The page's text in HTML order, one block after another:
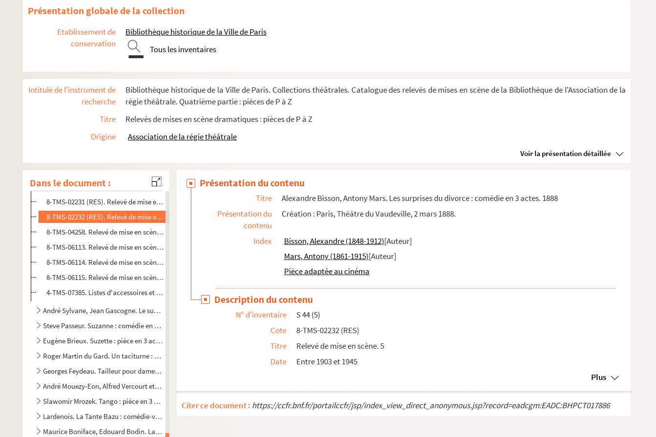
Présentation globale de la collection
Etablissement de
conservation
Bibliothèque historique de la Ville de Paris
Tous les inventaires
Intitulé de l'instrument de
recherche
Bibliothèque historique de la Ville de Paris. Collections théâtrales. Catalogue des relevés de mises en scène de la Bibliothèque de l'Association de la
régie théâtrale. Quatrième partie : pièces de P à Z
Titre
Relevés de mises en scène dramatiques : pièces de P à Z
Origine
Association de la régie théâtrale
Voir la présentation détaillée
Dans le document :
Madeleine de Zogheb, Jacques de Zogheb. Sport : comédie en 3 actes. 1930
Louis Ducreux. Le square du Pérou : comédie en 3 actes. 1948
Max Maurey. Le stradivarius : comédie en 1 acte. 1909
Sacha Guitry. Un sujet de roman : pièce en 4 actes. 1923
Émile de Girardin. Le supplice d'une femme : drame en 3 actes. 1865
Gabriel Trarieux. Sur la foi des étoiles : pièce en 3 actes. 1900
Fritz Hochwälder. Sur la terre comme au ciel : pièce en 3 actes. 1952
Alexandre Bisson, Antony Mars. Les surprises du divorce : comédie en 3 actes. 1888
8-TMS-02229 (RES). Relevé de mise en scène. 2
8-TMS-02230 (RES). Relevé de mise en scène. 3
8-TMS-02231 (RES). Relevé de mise en scène. 4
8-TMS-02232 (RES). Relevé de mise en scène. 5
8-TMS-04258. Relevé de mise en scène. 6
8-TMS-06113. Relevé de mise en scène. 7
8-TMS-06114. Relevé de mise en scène. 8
8-TMS-06115. Relevé de mise en scène. 9. Mise en scène de Georges Roux
4-TMS-07385. Listes d'accessoires et de meubles
André Sylvane, Jean Gascogne. Le sursis : vaudeville en 3 actes. 1896
Steve Passeur. Suzanne : comédie en 3 actes. 1929
Eugène Brieux. Suzette : pièce en 3 actes. 1909
Roger Martin du Gard. Un taciturne : pièce en 3 actes. 1931
Georges Feydeau. Tailleur pour dames : comédie en 3 actes. 1887
André Mouezy-Eon, Alfred Vercourt et Jean Bever. Le tampon du capiston : vaudeville militaire en 3 a...
Slawomir Mrozek. Tango : pièce en 3 actes, adaptation française par Georges Lisowski, Claude Roy. 19...
Lardenois. La Tante Bazu : comédie-vaudeville en 2 actes. 1844
Maurice Boniface, Edouard Bodin. La tante Léontine : comédie en 3 actes. 1890
Présentation du contenu
Titre
Alexandre Bisson, Antony Mars. Les surprises du divorce : comédie en 3 actes. 1888
Présentation du
contenu
Création : Paris, Théâtre du Vaudeville, 2 mars 1888.
Index Bisson, Alexandre (1848-1912)[Auteur]
Mars, Antony (1861-1915)[Auteur]
Pièce adaptée au cinéma
Description du contenu
N° d'inventaire
S 44 (5)
Cote
8-TMS-02232 (RES)
Titre
Relevé de mise en scène. 5
Date
Entre 1903 et 1945
Plus
Citer ce document : https://ccfr.bnf.fr/portailccfr/jsp/index_view_direct_anonymous.jsp?record=eadcgm:EADC:BHPCT017886